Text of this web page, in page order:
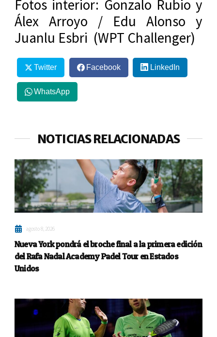
Fotos interior: Gonzalo Rubio y
Álex Arroyo / Edu Alonso y
Juanlu Esbri (WPT Challenger)
Twitter Facebook LinkedIn
WhatsApp
NOTICIAS RELACIONADAS
agosto 8, 2026
Nueva York pondrá el broche final a la primera edición
del Rafa Nadal Academy Padel Tour en Estados
Unidos